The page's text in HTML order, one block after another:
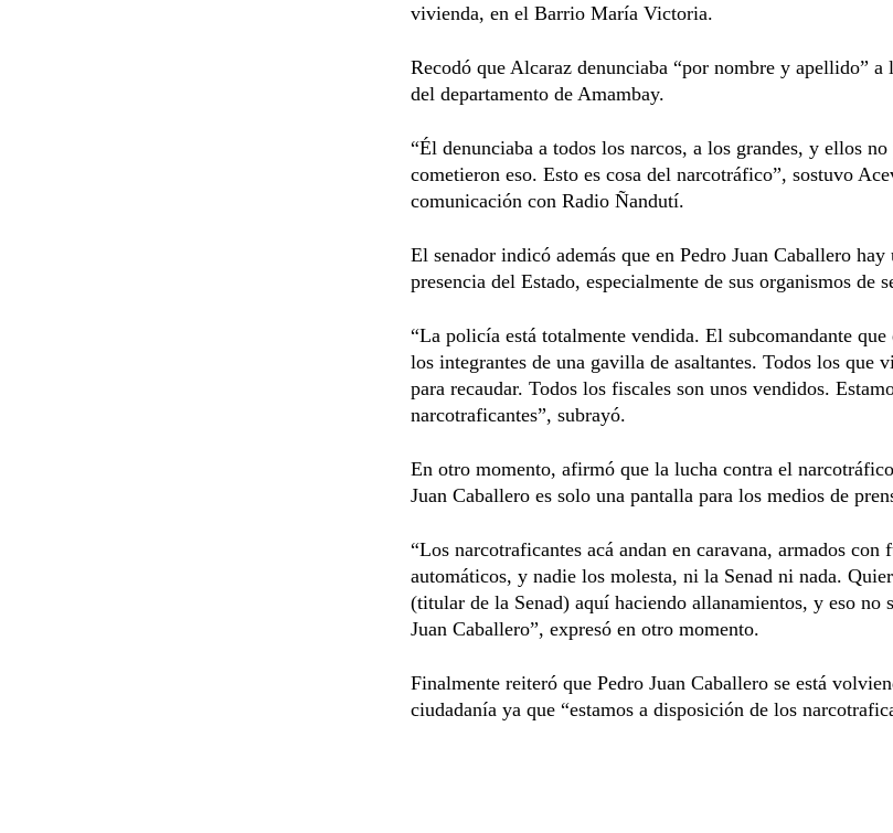
vivienda, en el Barrio María Victoria.
Recodó que Alcaraz denunciaba “por nombre y apellido” a
del departamento de Amambay.
“Él denunciaba a todos los narcos, a los grandes, y ellos
cometieron eso. Esto es cosa del narcotráfico”, sostuvo
comunicación con Radio Ñandutí.
El senador indicó además que en Pedro Juan Caballero hay
presencia del Estado, especialmente de sus organismos de
“La policía está totalmente vendida. El subcomandante que
los integrantes de una gavilla de asaltantes. Todos los que
para recaudar. Todos los fiscales son unos vendidos.
narcotraficantes”, subrayó.
En otro momento, afirmó que la lucha contra el
Juan Caballero es solo una pantalla para los medios de
“Los narcotraficantes acá andan en caravana, armados con
automáticos, y nadie los molesta, ni la Senad ni nada.
(titular de la Senad) aquí haciendo allanamientos, y eso no
Juan Caballero”, expresó en otro momento.
Finalmente reiteró que Pedro Juan Caballero se está
ciudadanía ya que “estamos a disposición de los